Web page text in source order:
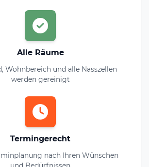
Alle Räume
Wohnbereich und alle Nasszellen
werden gereinigt
Termingerecht
nach Ihren Wünschen